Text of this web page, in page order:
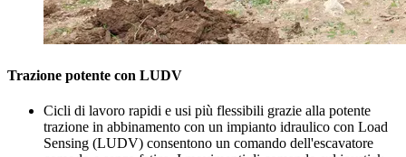
Trazione potente con LUDV
Cicli di lavoro rapidi e usi più flessibili grazie alla potente
trazione in abbinamento con un impianto idraulico con Load
Sensing (LUDV) consentono un comando dell'escavatore